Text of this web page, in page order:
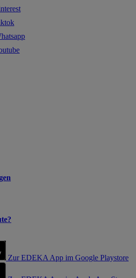
Zur EDEKA App im Google Playstore